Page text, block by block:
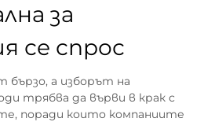
за
се спрос
бързо, а изборът на
трябва да върви в крак с
поради които компаниите